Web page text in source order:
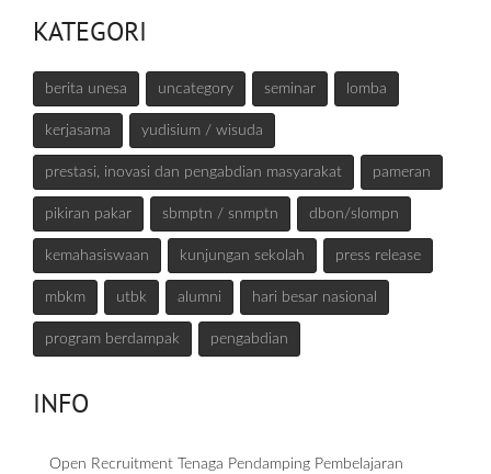
KATEGORI
berita unesa uncategory seminar lomba
kerjasama yudisium / wisuda
prestasi, inovasi dan pengabdian masyarakat pameran
pikiran pakar sbmptn / snmptn dbon/slompn
kemahasiswaan kunjungan sekolah press release
mbkm utbk alumni hari besar nasional
program berdampak pengabdian
INFO
Open Recruitment Tenaga Pendamping Pembelajaran